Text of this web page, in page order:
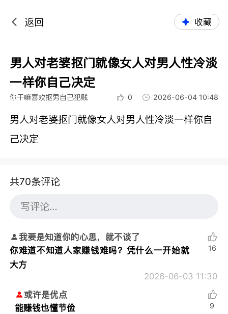
返回 收藏
男人对老婆抠门就像女人对男人性冷淡
一样你自己决定
你干嘛喜欢抠男自己犯贱 0 2026-06-04 10:48
男人对老婆抠门就像女人对男人性冷淡一样你自
己决定
共70条评论
我要是知道你的心思，就不谈了
你难道不知道人家赚钱难吗？凭什么一开始就
大方
2026-06-03 11:30
16
或许是优点
能赚钱也懂节俭
9